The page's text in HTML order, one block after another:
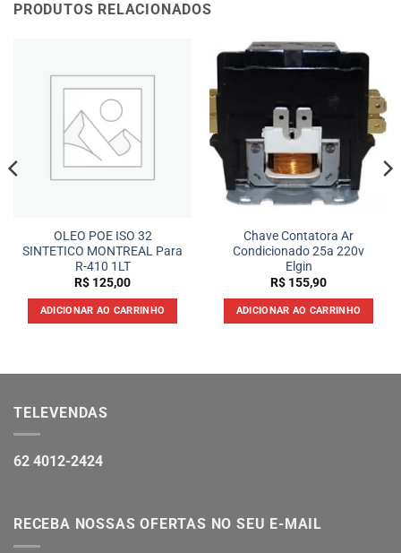
PRODUTOS RELACIONADOS
OLEO POE ISO 32
SINTETICO MONTREAL Para
R-410 1LT
R$ 125,00
ADICIONAR AO CARRINHO
Chave Contatora Ar
Condicionado 25a 220v
Elgin
R$ 155,90
ADICIONAR AO CARRINHO
TELEVENDAS
62 4012-2424
RECEBA NOSSAS OFERTAS NO SEU E-MAIL